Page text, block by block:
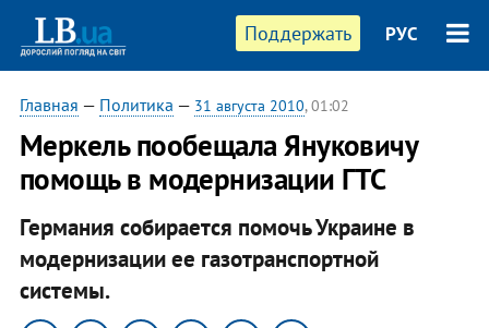
Поддержать РУС
Главная — Политика — 31 августа 2010, 01:02
Меркель пообещала Януковичу
помощь в модернизации ГТС
Германия собирается помочь Украине в
модернизации ее газотранспортной
системы.